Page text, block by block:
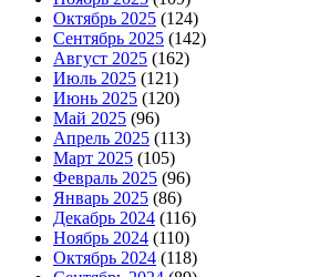
Октябрь 2025 (124)
Сентябрь 2025 (142)
Август 2025 (162)
Июль 2025 (121)
Июнь 2025 (120)
Май 2025 (96)
Апрель 2025 (113)
Март 2025 (105)
Февраль 2025 (96)
Январь 2025 (86)
Декабрь 2024 (116)
Ноябрь 2024 (110)
Октябрь 2024 (118)